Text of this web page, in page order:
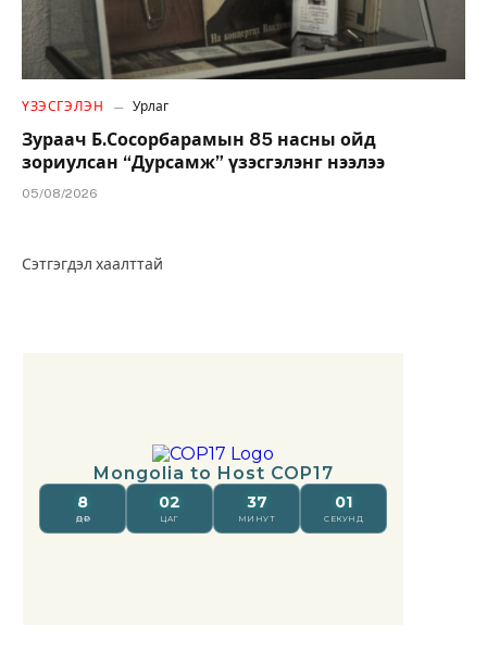
ҮЗЭСГЭЛЭН Урлаг
Зураач Б.Сосорбарамын 85 насны ойд
зориулсан “Дурсамж” үзэсгэлэнг нээлээ
05/08/2026
Сэтгэгдэл хаалттай